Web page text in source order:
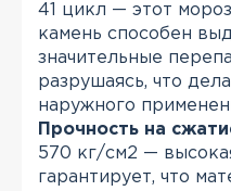
41 цикл — этот
камень способен
значительные
разрушаясь, что
наружного
Прочность на
570 кг/см2 —
гарантирует, что